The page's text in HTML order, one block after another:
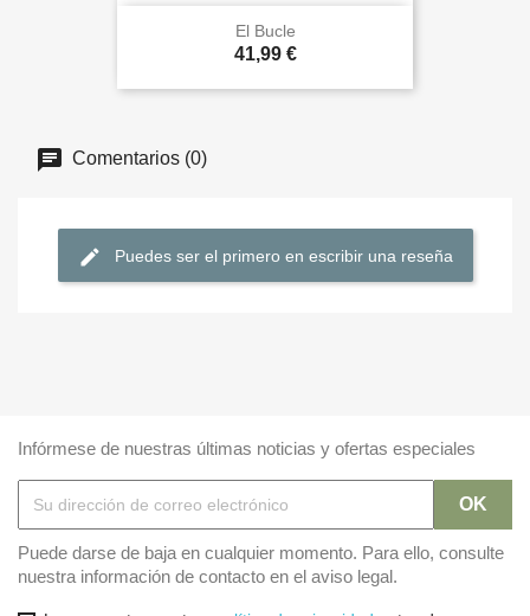
El Bucle
41,99 €
Comentarios (0)
Puedes ser el primero en escribir una reseña
Infórmese de nuestras últimas noticias y ofertas especiales
Puede darse de baja en cualquier momento. Para ello, consulte
nuestra información de contacto en el aviso legal.